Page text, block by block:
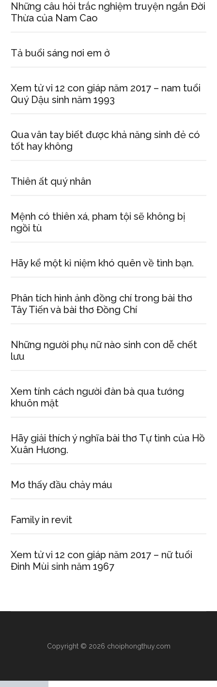
Những câu hỏi trắc nghiệm truyện ngắn Đời
Thừa của Nam Cao
Tả buổi sáng nơi em ở
Xem tử vi 12 con giáp năm 2017 – nam tuổi
Quý Dậu sinh năm 1993
Qua vân tay biết được khả năng sinh đẻ có
tốt hay không
Thiên ất quý nhân
Mệnh có thiên xá, pham tội sẽ không bị
ngồi tù
Hãy kể một kỉ niệm khó quên về tình bạn.
Phân tích hình ảnh đồng chí trong bài thơ
Tây Tiến và bài thơ Đồng Chí
Những người phụ nữ nào sinh con dễ chết
lưu
Xem tính cách người đàn bà qua tướng
khuôn mặt
Hãy giải thích ý nghĩa bài thơ Tự tình của Hồ
Xuân Hương.
Mơ thấy đầu chảy máu
Family in revit
Xem tử vi 12 con giáp năm 2017 – nữ tuổi
Đinh Mùi sinh năm 1967
Copyright © 2026 choiphongthuy.com